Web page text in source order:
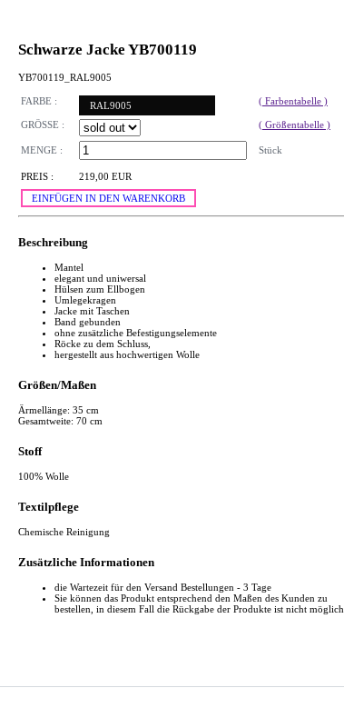
Schwarze Jacke YB700119
YB700119_RAL9005
FARBE : RAL9005 ( Farbentabelle )
GRÖSSE : ( Größentabelle )
MENGE : Stück
PREIS :
219,00 EUR
EINFÜGEN IN DEN WARENKORB
Beschreibung
Mantel
elegant und uniwersal
Hülsen zum Ellbogen
Umlegekragen
Jacke mit Taschen
Band gebunden
ohne zusätzliche Befestigungselemente
Röcke zu dem Schluss,
hergestellt aus hochwertigen Wolle
Größen/Maßen
Ärmellänge: 35 cm
Gesamtweite: 70 cm
Stoff
100% Wolle
Textilpflege
Chemische Reinigung
Zusätzliche Informationen
die Wartezeit für den Versand Bestellungen - 3 Tage
Sie können das Produkt entsprechend den Maßen des Kunden zu
bestellen, in diesem Fall die Rückgabe der Produkte ist nicht möglich